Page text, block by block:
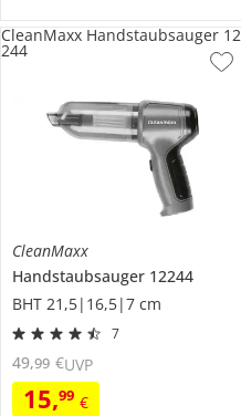
CleanMaxx
Handstaubsauger 12244
BHT 21,5|16,5|7 cm
7
15,99 €
49,99 €UVP
CleanMaxx Handstaubsauger 12
244